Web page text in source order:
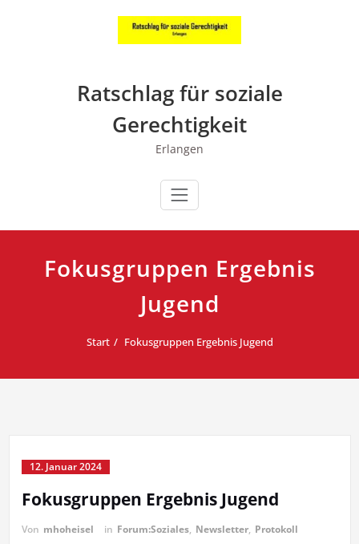
Ratschlag für soziale
Gerechtigkeit
Erlangen
Fokusgruppen Ergebnis
Jugend
Start Fokusgruppen Ergebnis Jugend
12. Januar 2024
Fokusgruppen Ergebnis Jugend
Von mhoheisel in Forum:Soziales, Newsletter, Protokoll